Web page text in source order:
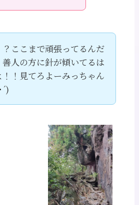
？ここまで頑張ってるんだ
善人の方に針が傾いてるは
！！見てろよーみっちゃん